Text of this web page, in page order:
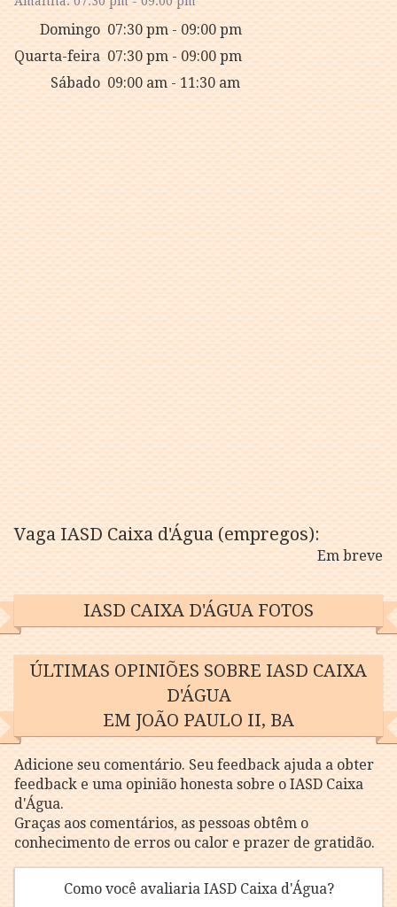
Domingo 07:30 pm - 09:00 pm
Quarta-feira 07:30 pm - 09:00 pm
Sábado 09:00 am - 11:30 am
Vaga IASD Caixa d'Água (empregos):
Em breve
IASD CAIXA D'ÁGUA FOTOS
ÚLTIMAS OPINIÕES SOBRE IASD CAIXA
D'ÁGUA
EM JOÃO PAULO II, BA
Adicione seu comentário. Seu feedback ajuda a obter
feedback e uma opinião honesta sobre o IASD Caixa
d'Água.
Graças aos comentários, as pessoas obtêm o
conhecimento de erros ou calor e prazer de gratidão.
Como você avaliaria IASD Caixa d'Água?